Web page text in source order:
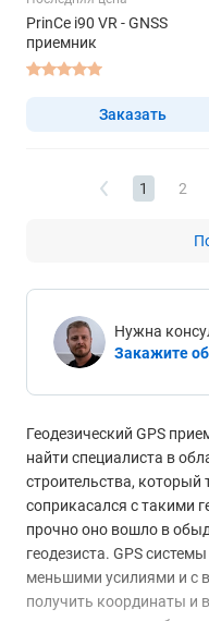
PrinCe i90 VR - GNSS
приемник
Заказать
1 2
Нужна
Закажите
Геодезический GPS
найти специалиста в
строительства, который
соприкасался с такими
прочно оно вошло в
геодезиста. GPS
меньшими усилиями и с
получить координаты и